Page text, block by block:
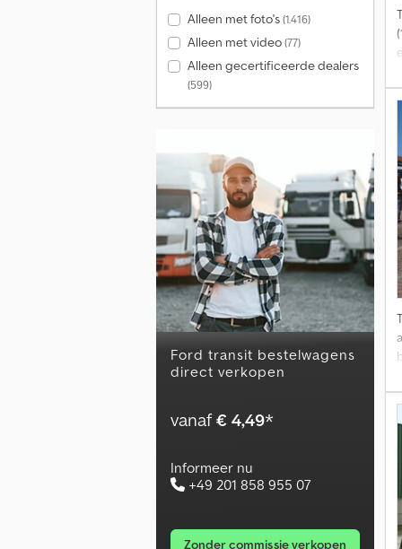
Alleen met foto's(1.416)
Alleen met video(77)
Alleen gecertificeerde dealers
(599)
ford transit bestelwagens
direct verkopen
vanaf€ 4,49*
Informeer nu
+49 201 858 955 07
zonder commissie verkopen